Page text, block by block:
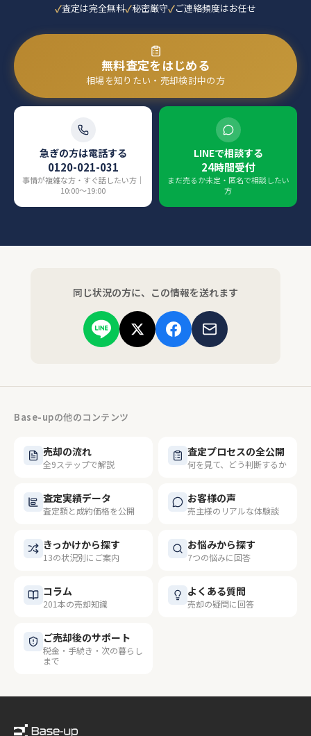
査定は完全無料 秘密厳守 ご連絡頻度はお任せ
無料査定をはじめる
相場を知りたい・売却検討中の方
急ぎの方は電話する
0120-021-031
事情が複雑な方・すぐ話したい方｜
10:00〜19:00
LINEで相談する
24時間受付
まだ売るか未定・匿名で相談したい
方
同じ状況の方に、この情報を送れます
Base-upの他のコンテンツ
売却の流れ
全9ステップで解説
査定プロセスの全公開
何を見て、どう判断するか
査定実績データ
査定額と成約価格を公開
お客様の声
売主様のリアルな体験談
きっかけから探す
13の状況別にご案内
お悩みから探す
7つの悩みに回答
コラム
201本の売却知識
よくある質問
売却の疑問に回答
ご売却後のサポート
税金・手続き・次の暮らし
まで